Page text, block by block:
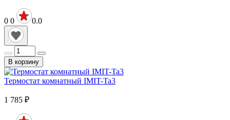
0 0 0.0
В корзину
Термостат комнатный IMIT-Ta3
1 785 ₽